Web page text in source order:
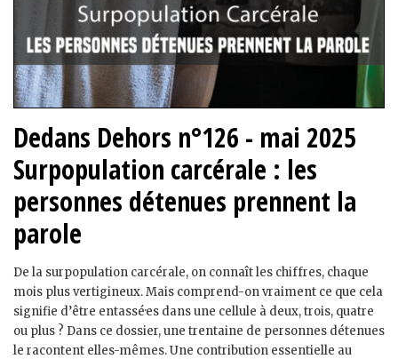
Dedans Dehors n°126 - mai 2025
Surpopulation carcérale : les
personnes détenues prennent la
parole
De la surpopulation carcérale, on connaît les chiffres, chaque
mois plus vertigineux. Mais comprend-on vraiment ce que cela
signifie d’être entassé·es dans une cellule à deux, trois, quatre
ou plus ? Dans ce dossier, une trentaine de personnes détenues
le racontent elles-mêmes. Une contribution essentielle au